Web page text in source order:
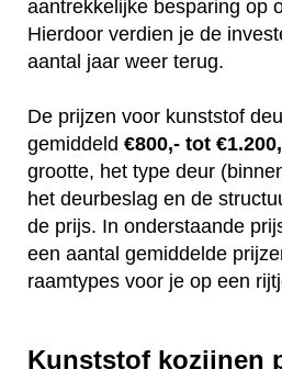
aantrekkelijke besparing op
Hierdoor verdien je de
aantal jaar weer terug.
De prijzen voor kunststof
gemiddeld €800,- tot
grootte, het type deur
het deurbeslag en de
de prijs. In onderstaande
een aantal gemiddelde
raamtypes voor je op een
Kunststof kozijnen